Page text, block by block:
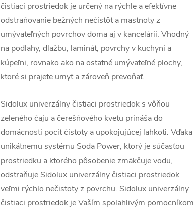
čistiaci prostriedok je určený na rýchle a efektívne
odstraňovanie bežných nečistôt a mastnoty z
umývateľných povrchov doma aj v kancelárii. Vhodný
na podlahy, dlažbu, laminát, povrchy v kuchyni a
kúpeľni, rovnako ako na ostatné umývateľné plochy,
ktoré si prajete umyť a zároveň prevoňať.
Sidolux univerzálny čistiaci prostriedok s vôňou
zeleného čaju a čerešňového kvetu prináša do
domácnosti pocit čistoty a upokojujúcej ľahkoti. Vďaka
unikátnemu systému Soda Power, ktorý je súčasťou
prostriedku a ktorého pôsobenie zmäkčuje vodu,
odstraňuje Sidolux univerzálny čistiaci prostriedok
veľmi rýchlo nečistoty z povrchu. Sidolux univerzálny
čistiaci prostriedok je Vaším spoľahlivým pomocníkom